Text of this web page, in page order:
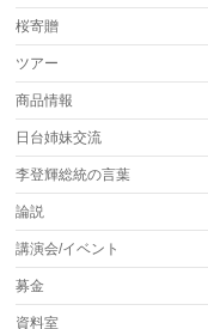
桜寄贈
ツアー
商品情報
日台姉妹交流
李登輝総統の言葉
論説
講演会/イベント
募金
資料室